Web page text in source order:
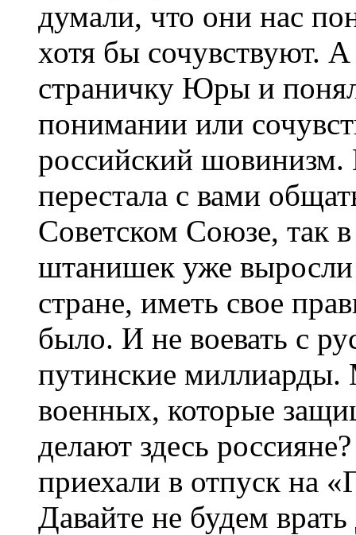
думали, что они нас
хотя бы сочувствуют.
страничку Юры и
понимании или
российский
перестала с вами
Советском Союзе, так
штанишек уже
стране, иметь свое
было. И не воевать с
путинские
военных, которые
делают здесь
приехали в отпуск на
Давайте не будем